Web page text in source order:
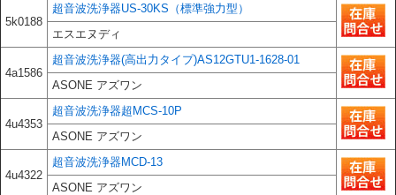
5k0188
超音波洗浄器US-30KS（標準強力型）
エスエヌディ
4a1586
超音波洗浄器(高出力タイプ)AS12GTU1-1628-01
ASONE アズワン
4u4353
超音波洗浄器超MCS-10P
ASONE アズワン
4u4322
超音波洗浄器MCD-13
ASONE アズワン